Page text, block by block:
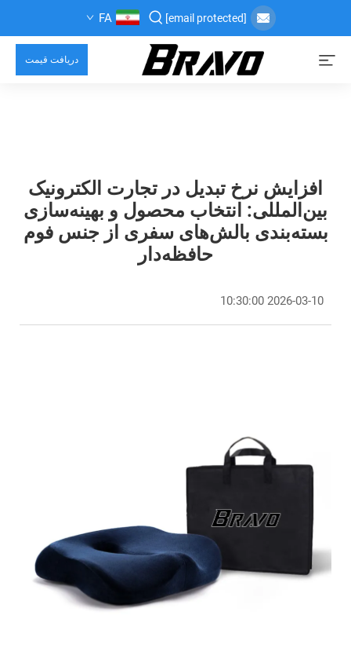
[email protected]
FA
دریافت قیمت
افزایش نرخ تبدیل در تجارت الکترونیک
بین‌المللی: انتخاب محصول و بهینه‌سازی
بسته‌بندی بالش‌های سفری از جنس فوم
حافظه‌دار
2026-03-10 10:30:00